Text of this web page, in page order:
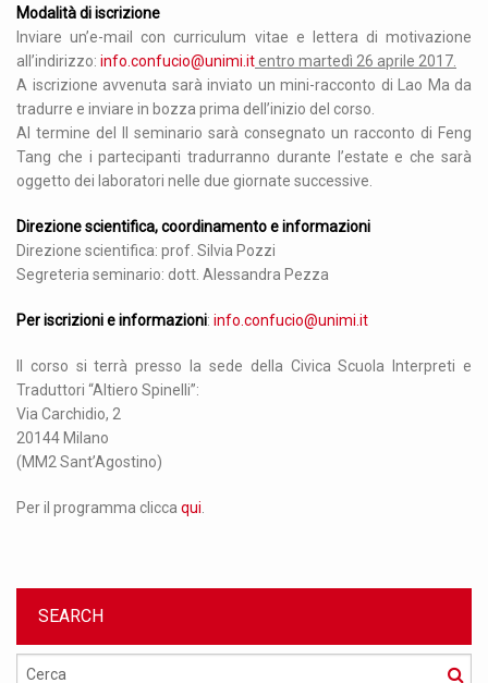
Modalità di iscrizione
Inviare un’e-mail con curriculum vitae e lettera di motivazione
all’indirizzo: info.confucio@unimi.itentro martedì 26 aprile 2017.
A iscrizione avvenuta sarà inviato un mini-racconto di Lao Ma da
tradurre e inviare in bozza prima dell’inizio del corso.
Al termine del II seminario sarà consegnato un racconto di Feng
Tang che i partecipanti tradurranno durante l’estate e che sarà
oggetto dei laboratori nelle due giornate successive.
Direzione scientifica, coordinamento e informazioni
Direzione scientifica: prof. Silvia Pozzi
Segreteria seminario: dott. Alessandra Pezza
Per iscrizioni e informazioni: info.confucio@unimi.it
Il corso si terrà presso la sede della Civica Scuola Interpreti e
Traduttori “Altiero Spinelli”:
Via Carchidio, 2
20144 Milano
(MM2 Sant’Agostino)
Per il programma clicca qui
SEARCH